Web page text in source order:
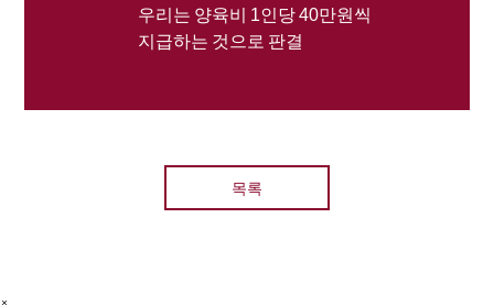
우리는 양육비 1인당 40만원씩
지급하는 것으로 판결​
목록